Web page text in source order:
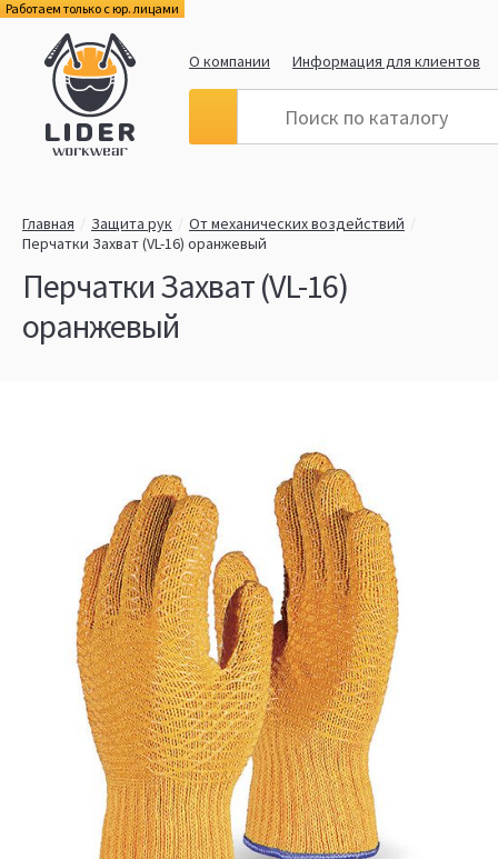
Работаем только с юр. лицами
О компании Информация для клиентов
Главная Защита рук
От механических воздействий
Перчатки Захват (VL-16) оранжевый
Перчатки Захват (VL-16)
оранжевый